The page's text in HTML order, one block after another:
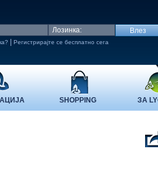
Регистрирајте се бесплатно сега
SHOPPING ЗА